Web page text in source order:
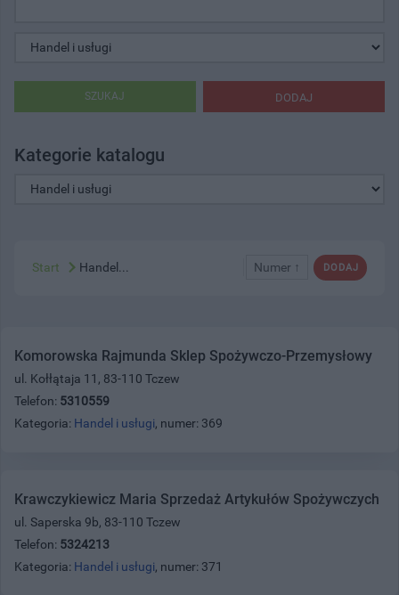
DODAJ
SZUKAJ
Kategorie katalogu
DODAJ
Numer ↑
Start Handel...
Komorowska Rajmunda Sklep Spożywczo-Przemysłowy
ul. Kołłątaja 11, 83-110 Tczew
Telefon: 5310559
Kategoria: Handel i usługi, numer: 369
Krawczykiewicz Maria Sprzedaż Artykułów Spożywczych
ul. Saperska 9b, 83-110 Tczew
Telefon: 5324213
Kategoria: Handel i usługi, numer: 371